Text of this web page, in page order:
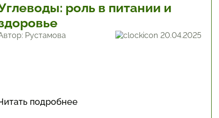
роль в питании и
Рустамова 20.04.2025
подробнее